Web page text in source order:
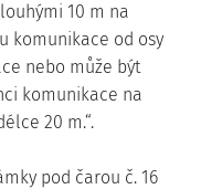
10 m na
komunikace od osy
nebo může být
komunikace na
20 m.“.
pod čarou č. 16